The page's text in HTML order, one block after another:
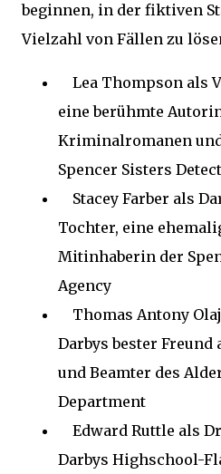
beginnen, in der fiktiven
Vielzahl von Fällen zu
Lea Thompson als
eine berühmte
Kriminalromanen
Spencer Sisters
Stacey Farber als
Tochter, eine
Mitinhaberin der
Agency
Thomas Antony
Darbys bester
und Beamter des
Department
Edward Ruttle als
Darbys Highschool-